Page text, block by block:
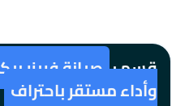
قسم : صيانة فريزر
وأداء مستقر باحتراف